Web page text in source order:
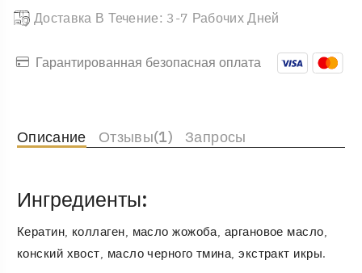
Доставка В Течение: 3-7 Рабочих Дней
Гарантированная безопасная оплата
Описание Отзывы(1) Запросы
Ингредиенты:
Кератин, коллаген, масло жожоба, аргановое масло,
конский хвост, масло черного тмина, экстракт икры.